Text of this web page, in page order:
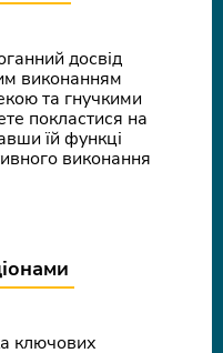
досвід
виконанням
та гнучкими
покластися на
їй функці
виконання
ключових